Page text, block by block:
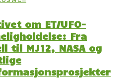
om ET/UFO-
Fra
til MJ12, NASA og